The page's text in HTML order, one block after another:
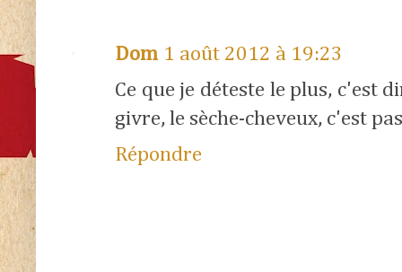
Dom 1 août 2012 à 19:23
Ce que je déteste le plus, c'est
givre, le sèche-cheveux, c'est
Répondre